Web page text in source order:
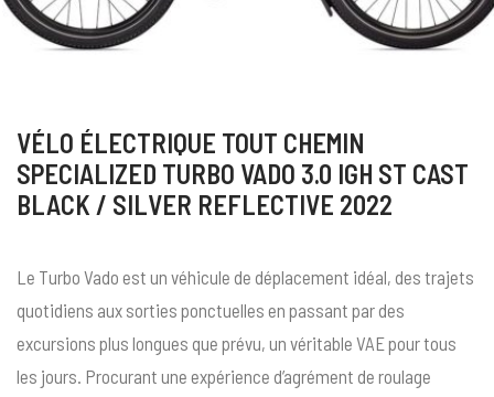
VÉLO ÉLECTRIQUE TOUT CHEMIN
SPECIALIZED TURBO VADO 3.0 IGH ST CAST
BLACK / SILVER REFLECTIVE 2022
Le Turbo Vado est un véhicule de déplacement idéal, des trajets
quotidiens aux sorties ponctuelles en passant par des
excursions plus longues que prévu, un véritable VAE pour tous
les jours. Procurant une expérience d’agrément de roulage